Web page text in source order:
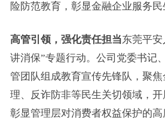
险防范教育，彰显金融企业服务民
高管引领，强化责任担当东莞平
讲消保”专题行动。公司党委书记
管团队组成教育宣传先锋队，聚
理、反诈防非等民生关切领域，开
彰显管理层对消费者权益保护的高